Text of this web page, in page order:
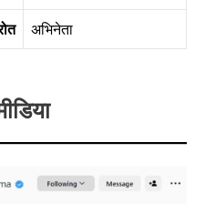
अभिनेता